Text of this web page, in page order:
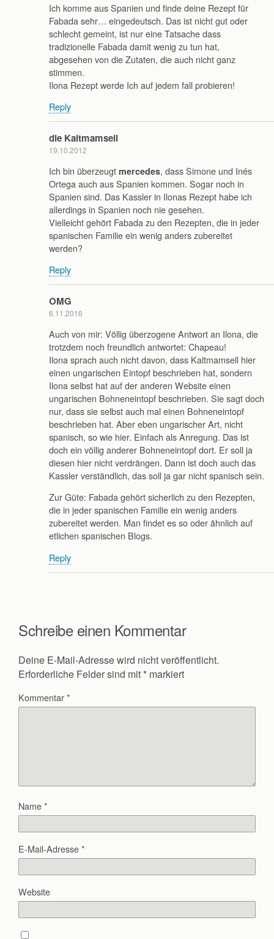
Ich komme aus Spanien und finde deine Rezept für
Fabada sehr… eingedeutsch. Das ist nicht gut oder
schlecht gemeint, ist nur eine Tatsache dass
tradizionelle Fabada damit wenig zu tun hat,
abgesehen von die Zutaten, die auch nicht ganz
stimmen.
Ilona Rezept werde Ich auf jedem fall probieren!
Reply
die Kaltmamsell
19.10.2012
Ich bin überzeugt mercedes, dass Simone und Inés
Ortega auch aus Spanien kommen. Sogar noch in
Spanien sind. Das Kassler in Ilonas Rezept habe ich
allerdings in Spanien noch nie gesehen.
Vielleicht gehört Fabada zu den Rezepten, die in jeder
spanischen Familie ein wenig anders zubereitet
werden?
Reply
OMG
6.11.2016
Auch von mir: Völlig überzogene Antwort an Ilona, die
trotzdem noch freundlich antwortet: Chapeau!
Ilona sprach auch nicht davon, dass Kaltmamsell hier
einen ungarischen Eintopf beschrieben hat, sondern
Ilona selbst hat auf der anderen Website einen
ungarischen Bohneneintopf beschrieben. Sie sagt doch
nur, dass sie selbst auch mal einen Bohneneintopf
beschrieben hat. Aber eben ungarischer Art, nicht
spanisch, so wie hier. Einfach als Anregung. Das ist
doch ein völlig anderer Bohneneintopf dort. Er soll ja
diesen hier nicht verdrängen. Dann ist doch auch das
Kassler verständlich, das soll ja gar nicht spanisch sein.
Zur Güte: Fabada gehört sicherlich zu den Rezepten,
die in jeder spanischen Familie ein wenig anders
zubereitet werden. Man findet es so oder ähnlich auf
etlichen spanischen Blogs.
Reply
Schreibe einen Kommentar
Deine E-Mail-Adresse wird nicht veröffentlicht.
Erforderliche Felder sind mit * markiert
Kommentar*
Name*
E-Mail-Adresse*
Website